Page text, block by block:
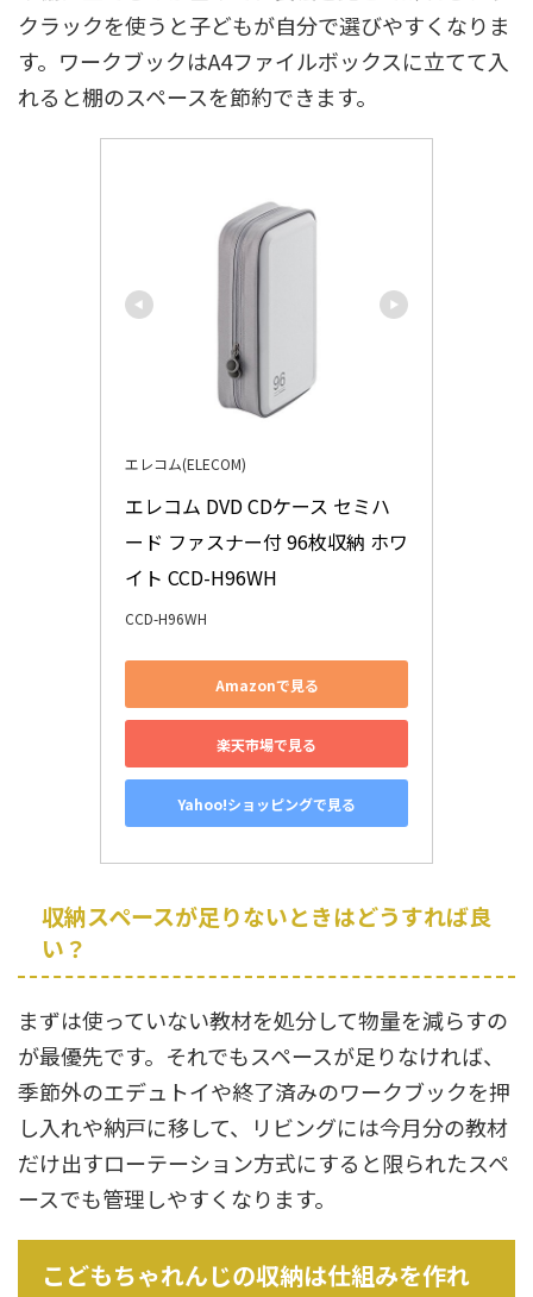
クラックを使うと子どもが自分で選びやすくなりま
す。ワークブックはA4ファイルボックスに立てて入
れると棚のスペースを節約できます。
エレコム(ELECOM)
エレコム DVD CDケース セミハ
ード ファスナー付 96枚収納 ホワ
イト CCD-H96WH
CCD-H96WH
Amazonで見る
楽天市場で見る
Yahoo!ショッピングで見る
収納スペースが足りないときはどうすれば良
い？
まずは使っていない教材を処分して物量を減らすの
が最優先です。それでもスペースが足りなければ、
季節外のエデュトイや終了済みのワークブックを押
し入れや納戸に移して、リビングには今月分の教材
だけ出すローテーション方式にすると限られたスペ
ースでも管理しやすくなります。
こどもちゃれんじの収納は仕組みを作れ